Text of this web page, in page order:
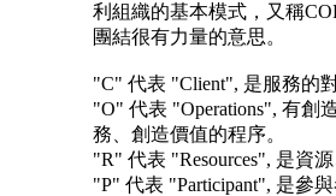
利組織的基本模式，又稱
團結很有力量的意思。
"C" 代表 "Client", 是服務的
"O" 代表 "Operations", 有創
務、創造價值的程序。
"R" 代表 "Resources", 是資
"P" 代表 "Participant", 是參